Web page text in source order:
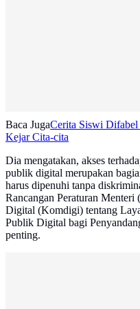
Baca JugaCerita Siswi
Kejar Cita-cita
Dia mengatakan, akses
publik digital merupakan
harus dipenuhi tanpa
Rancangan Peraturan
Digital (Komdigi) tentang
Publik Digital bagi
penting.